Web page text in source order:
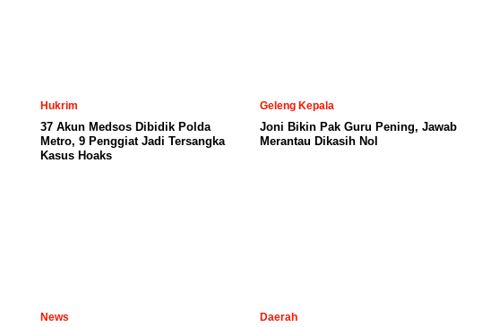
Hukrim
37 Akun Medsos Dibidik Polda
Metro, 9 Penggiat Jadi Tersangka
Kasus Hoaks
Geleng Kepala
Joni Bikin Pak Guru Pening, Jawab
Merantau Dikasih Nol
News Daerah